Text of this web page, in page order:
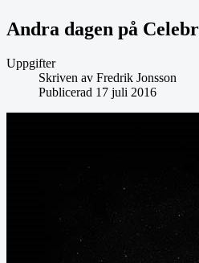
Andra dagen på
Uppgifter
Skriven av Fredrik Jonsson
Publicerad 17 juli 2016